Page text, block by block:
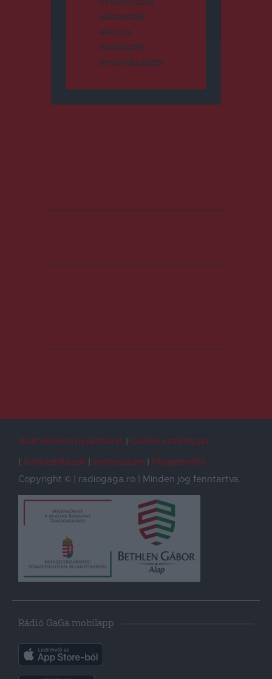
GYERGYÓSZÉK
HÁROMSZÉK
HÍRLISTA
MAROSSZÉK
UDVARHELYSZÉK
Adatvédelmi nyilatkozat
Cookie szabályzat
Sütibeállítások
Impresszum
Hibajelentés
Copyright © | radiogaga.ro | Minden jog fenntartva.
Rádió GaGa mobilapp